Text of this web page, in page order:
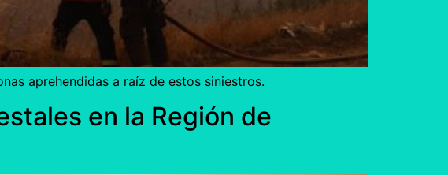
aprehendidas a raíz de estos siniestros.
en la Región de